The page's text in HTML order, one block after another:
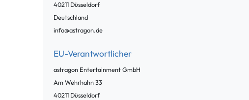
40211 Düsseldorf
Deutschland
info@astragon.de
EU-Verantwortlicher
astragon Entertainment GmbH
Am Wehrhahn33
40211 Düsseldorf